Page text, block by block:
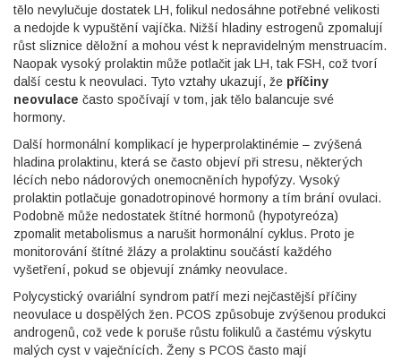
tělo nevylučuje dostatek LH, folikul nedosáhne potřebné velikosti
a nedojde k vypuštění vajíčka. Nižší hladiny estrogenů zpomalují
růst sliznice děložní a mohou vést k nepravidelným menstruacím.
Naopak vysoký prolaktin může potlačit jak LH, tak FSH, což tvorí
další cestu k neovulaci. Tyto vztahy ukazují, že příčiny
neovulace často spočívají v tom, jak tělo balancuje své
hormony.
Další hormonální komplikací je hyperprolaktinémie – zvýšená
hladina prolaktinu, která se často objeví při stresu, některých
lécích nebo nádorových onemocněních hypofýzy. Vysoký
prolaktin potlačuje gonadotropinové hormony a tím brání ovulaci.
Podobně může nedostatek štítné hormonů (hypotyreóza)
zpomalit metabolismus a narušit hormonální cyklus. Proto je
monitorování štítné žlázy a prolaktinu součástí každého
vyšetření, pokud se objevují známky neovulace.
Polycystický ovariální syndrom patří mezi nejčastější příčiny
neovulace u dospělých žen. PCOS způsobuje zvýšenou produkci
androgenů, což vede k poruše růstu folikulů a častému výskytu
malých cyst v vaječnících. Ženy s PCOS často mají